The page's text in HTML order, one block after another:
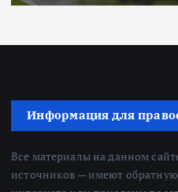
Информация для
Все материалы на данном
источников — имеют